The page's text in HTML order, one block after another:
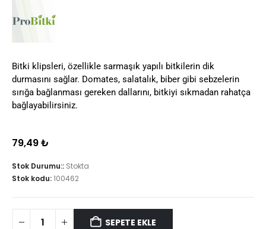
Bitki klipsleri, özellikle sarmaşık yapılı bitkilerin dik
durmasını sağlar. Domates, salatalık, biber gibi sebzelerin
sırığa bağlanması gereken dallarını, bitkiyi sıkmadan rahatça
bağlayabilirsiniz.
79,49₺
Stok Durumu:: Stokta
Stok kodu:100462
SEPETE EKLE